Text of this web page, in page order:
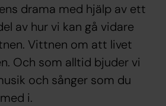
drama med hjälp av ett
av hur vi kan gå vidare
Vittnen om att livet
Och som alltid bjuder vi
och sånger som du
i.